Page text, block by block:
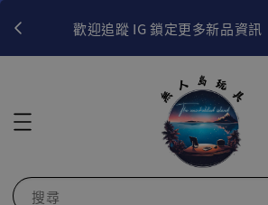
歡迎追蹤 IG 鎖定更多新品資訊
搜尋